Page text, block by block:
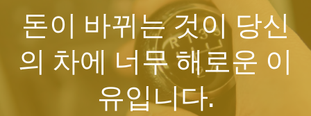
돈이 바뀌는 것이 당신
의 차에 너무 해로운 이
유입니다.